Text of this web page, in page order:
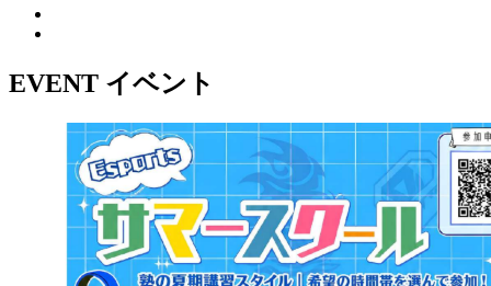
EVENT イベント